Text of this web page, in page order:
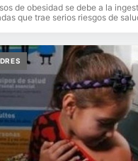
de obesidad se debe a la
que trae serios riesgos de